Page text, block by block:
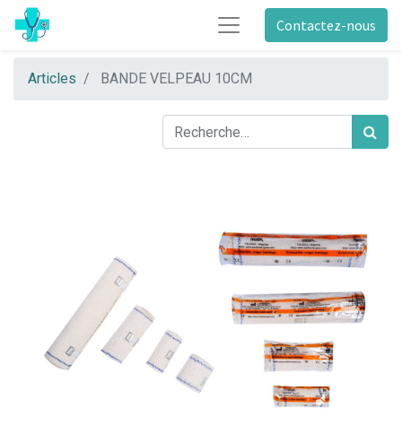
Contactez-nous
Articles BANDE VELPEAU 10CM